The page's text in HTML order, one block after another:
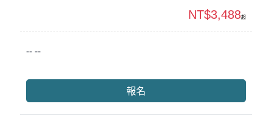
-- --
NT$3,488起
報名